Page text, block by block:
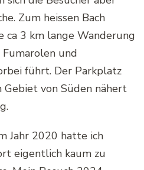
Zum heissen Bach
ca 3 km lange Wanderung
und
führt. Der Parkplatz
Gebiet von Süden nähert
Jahr 2020 hatte ich
eigentlich kaum zu